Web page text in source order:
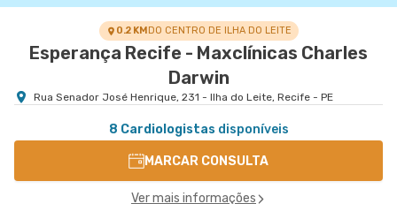
0.2 KMDO CENTRO DE ILHA DO LEITE
Esperança Recife - Maxclínicas Charles
Darwin
Rua Senador José Henrique, 231 - Ilha do Leite, Recife - PE
8 Cardiologistas disponíveis
MARCAR CONSULTA
Ver mais informações